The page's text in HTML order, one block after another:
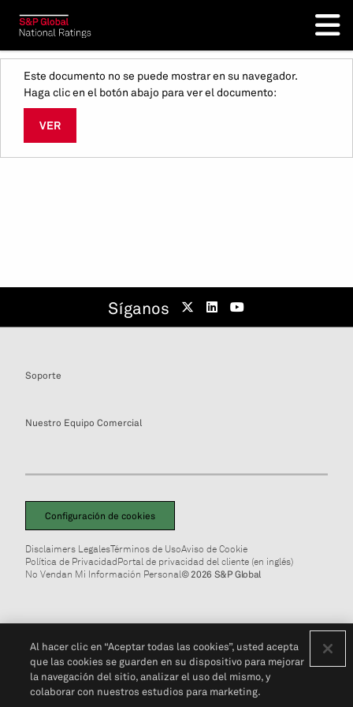
Este documento no se puede mostrar en su navegador.
Haga clic en el botón abajo para ver el documento:
VER
Síganos
Soporte
Nuestro Equipo Comercial
Configuración de cookies
Disclaimers LegalesTérminos de UsoAviso de Cookie
Política de PrivacidadPortal de privacidad del cliente (en inglés)
No Vendan Mi Información Personal© 2026 S&P Global
Al hacer clic en “Aceptar todas las cookies”, usted acepta
que las cookies se guarden en su dispositivo para mejorar
la navegación del sitio, analizar el uso del mismo, y
colaborar con nuestros estudios para marketing.